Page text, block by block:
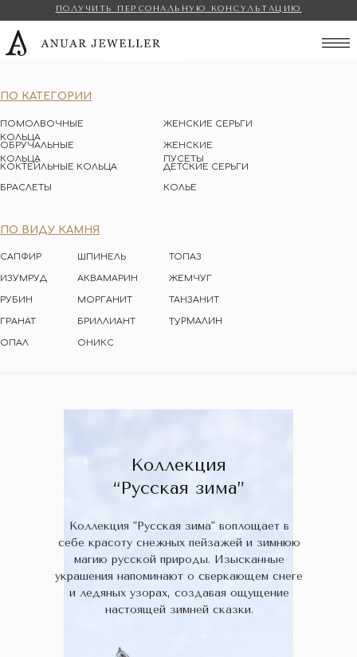
ПОЛУЧИТЬ ПЕРСОНАЛЬНУЮ КОНСУЛЬТАЦИЮ
ПО КАТЕГОРИИ
ПОМОЛВОЧНЫЕ
КОЛЬЦА
ОБРУЧАЛЬНЫЕ
КОЛЬЦА
ЖЕНСКИЕ СЕРЬГИ
КОКТЕЙЛЬНЫЕ КОЛЬЦА
ЖЕНСКИЕ
ПУСЕТЫ
ДЕТСКИЕ СЕРЬГИ
БРАСЛЕТЫ
КОЛЬЕ
ПО ВИДУ КАМНЯ
САПФИР
ИЗУМРУД
ШПИНЕЛЬ
РУБИН
АКВАМАРИН
МОРГАНИТ
ГРАНАТ БРИЛЛИАНТ
ТОПАЗ
ЖЕМЧУГ
ТУРМАЛИН
ТАНЗАНИТ
ОНИКС
ОПАЛ
Коллекция
“Русская зима”
Коллекция "Русская зима" воплощает в
себе красоту снежных пейзажей и зимнюю
магию русской природы. Изысканные
украшения напоминают о сверкающем снеге
и ледяных узорах, создавая ощущение
настоящей зимней сказки.